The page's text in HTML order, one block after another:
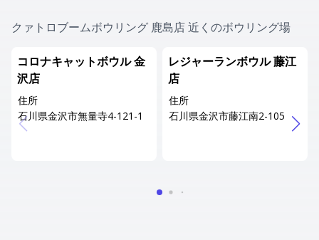
クァトロブームボウリング 鹿島店 近くのボウリング場
コロナキャットボウル 金
沢店
住所
石川県金沢市無量寺4-121-1
レジャーランボウル 藤江
店
住所
石川県金沢市藤江南2-105